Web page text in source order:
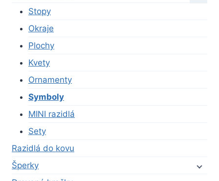
Stopy
Okraje
Plochy
Kvety
Ornamenty
Symboly
MINI razidlá
Sety
Razidlá do kovu
Šperky